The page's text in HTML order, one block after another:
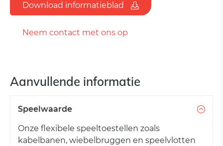
Download informatieblad
Neem contact met ons op
Aanvullende informatie
Speelwaarde
Onze flexibele speeltoestellen zoals
kabelbanen, wiebelbruggen en speelvlotten